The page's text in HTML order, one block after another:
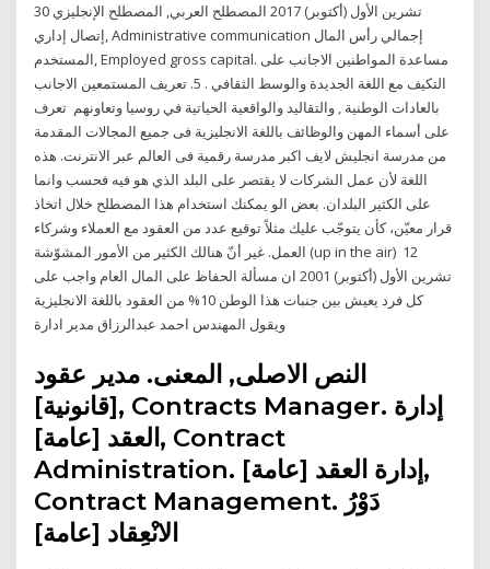
30 تشرين الأول (أكتوبر) 2017 المصطلح العربي, المصطلح الإنجليزي
إتصال إداري, Administrative communication إجمالي رأس المال
المستخدم, Employed gross capital. مساعدة المواطنين الاجانب على
التكيف مع اللغة الجديدة والوسط الثقافي . 5. تعريف المستمعين الاجانب
بالعادات الوطنية , والتقاليد والواقعية الحياتية في روسيا وتعاونهم تعرف
على أسماء المهن والوظائف باللغة الانجليزية فى جميع المجالات المقدمة
من مدرسة انجليش لايف اكبر مدرسة رقمية فى العالم عبر الانترنت. هذه
اللغة لأن عمل الشركات لا يقتصر على البلد الذي هو فيه فحسب وانما
على الكثير البلدان. بعض الو يمكنك استخدام هذا المصطلح خلال اتخاذ
قرار معيّن، كأن يتوجّب عليك مثلاً توقيع عدد من العقود مع العملاء وشركاء
العمل. غير أنّ هنالك الكثير من الأمور المشوّشة (up in the air) 12
تشرين الأول (أكتوبر) 2001 ان مسألة الحفاظ على المال العام واجب على
كل فرد يعيش بين جنبات هذا الوطن 10% من العقود باللغة الانجليزية
النص الاصلى, المعنى. مدير عقود
[قانونية], Contracts Manager. إدارة
العقد [عامة], Contract
Administration. إدارة العقد [عامة],
Contract Management. دَوْرُ